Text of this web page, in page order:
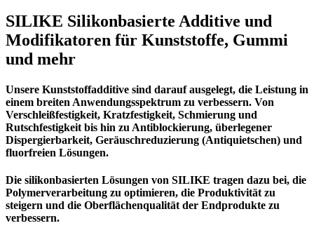
SILIKE Silikonbasierte Additive und
Modifikatoren für Kunststoffe, Gummi
und mehr
Unsere Kunststoffadditive sind darauf ausgelegt, die Leistung in
einem breiten Anwendungsspektrum zu verbessern. Von
Verschleißfestigkeit, Kratzfestigkeit, Schmierung und
Rutschfestigkeit bis hin zu Antiblockierung, überlegener
Dispergierbarkeit, Geräuschreduzierung (Antiquietschen) und
fluorfreien Lösungen.
Die silikonbasierten Lösungen von SILIKE tragen dazu bei, die
Polymerverarbeitung zu optimieren, die Produktivität zu
steigern und die Oberflächenqualität der Endprodukte zu
verbessern.